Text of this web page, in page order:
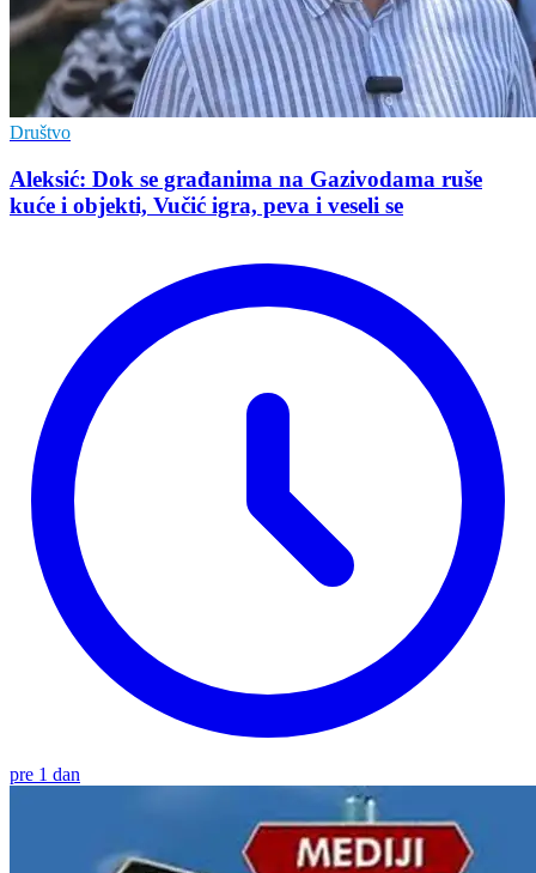
Društvo
Aleksić: Dok se građanima na Gazivodama ruše
kuće i objekti, Vučić igra, peva i veseli se
pre 1 dan